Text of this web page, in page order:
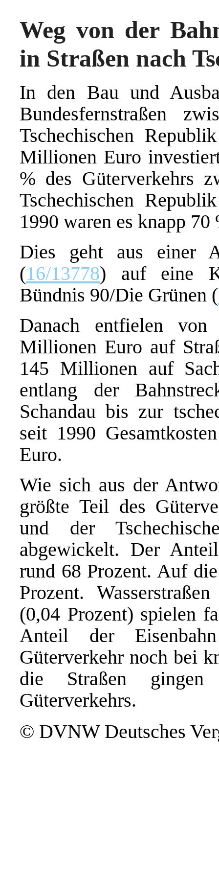
Weg von der
in Straßen nach
In den Bau und
Bundesfernstraßen
Tschechischen
Millionen Euro
% des Güterverkehrs
Tschechischen
1990 waren es knapp
Dies geht aus einer
(16/13778) auf eine
Bündnis 90/Die Grünen (
Danach entfielen von
Millionen Euro auf
145 Millionen auf
entlang der
Schandau bis zur
seit 1990
Euro.
Wie sich aus der
größte Teil des
und der
abgewickelt. Der
rund 68 Prozent. Auf
Prozent.
(0,04 Prozent) spielen
Anteil der Eisenbahn
Güterverkehr noch bei
die Straßen
Güterverkehrs.